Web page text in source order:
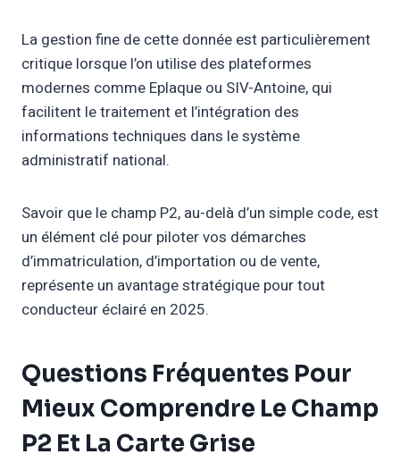
La gestion fine de cette donnée est particulièrement
critique lorsque l’on utilise des plateformes
modernes comme Eplaque ou SIV-Antoine, qui
facilitent le traitement et l’intégration des
informations techniques dans le système
administratif national.
Savoir que le champ P2, au-delà d’un simple code, est
un élément clé pour piloter vos démarches
d’immatriculation, d’importation ou de vente,
représente un avantage stratégique pour tout
conducteur éclairé en 2025.
Questions Fréquentes Pour
Mieux Comprendre Le Champ
P2 Et La Carte Grise